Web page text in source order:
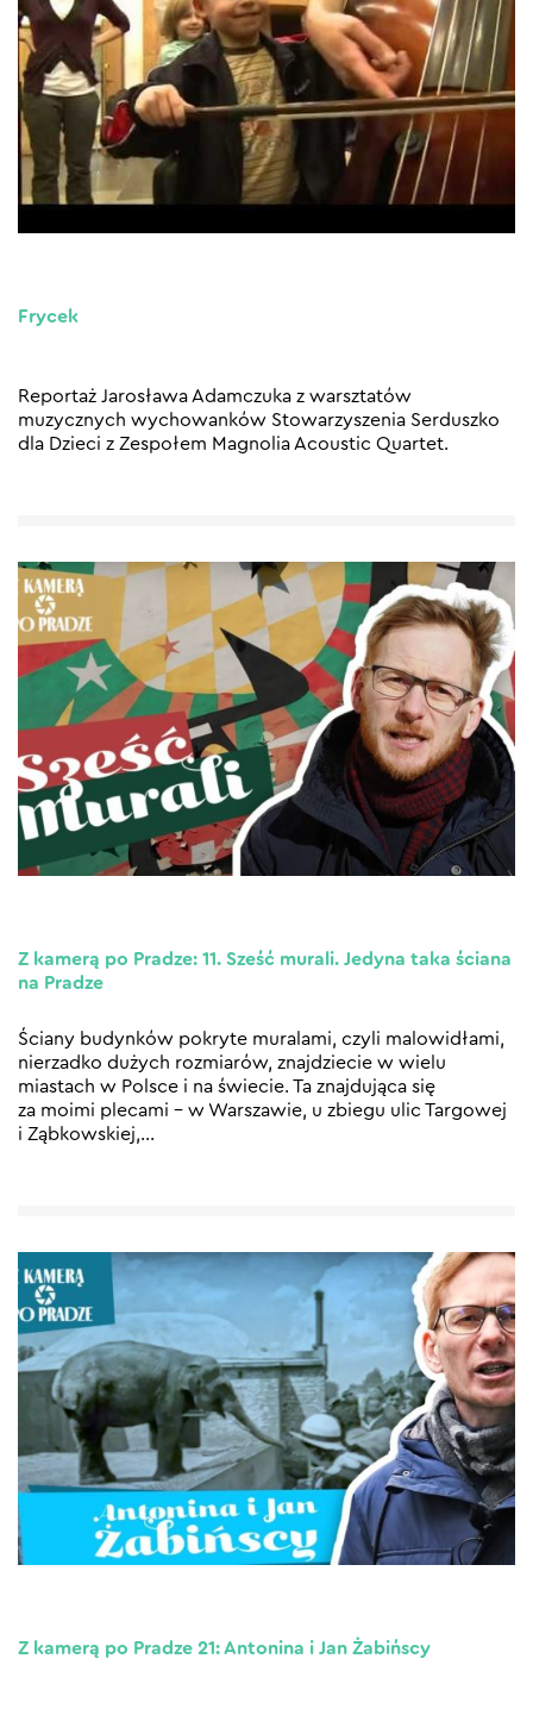
Frycek
Reportaż Jarosława Adamczuka z warsztatów
muzycznych wychowanków Stowarzyszenia Serduszko
dla Dzieci z Zespołem Magnolia Acoustic Quartet.
Z kamerą po Pradze: 11. Sześć murali. Jedyna taka ściana
na Pradze
Ściany budynków pokryte muralami, czyli malowidłami,
nierzadko dużych rozmiarów, znajdziecie w wielu
miastach w Polsce i na świecie. Ta znajdująca się
za moimi plecami – w Warszawie, u zbiegu ulic Targowej
i Ząbkowskiej,…
Z kamerą po Pradze 21: Antonina i Jan Żabińscy